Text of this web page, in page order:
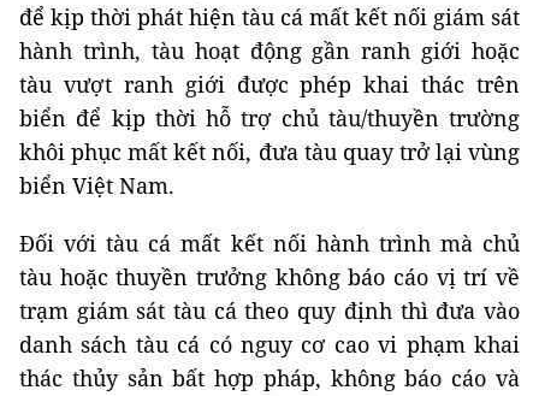
để kịp thời phát hiện tàu cá mất kết nối giám sát
hành trình, tàu hoạt động gần ranh giới hoặc
tàu vượt ranh giới được phép khai thác trên
biển để kịp thời hỗ trợ chủ tàu/thuyền trường
khôi phục mất kết nối, đưa tàu quay trở lại vùng
biển Việt Nam.
Đối với tàu cá mất kết nối hành trình mà chủ
tàu hoặc thuyền trưởng không báo cáo vị trí về
trạm giám sát tàu cá theo quy định thì đưa vào
danh sách tàu cá có nguy cơ cao vi phạm khai
thác thủy sản bất hợp pháp, không báo cáo và